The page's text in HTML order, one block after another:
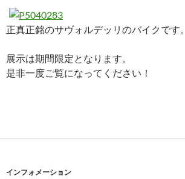
正真正銘のサヴォルデッリのバイクです。
展示は期間限定となります。
是非一度ご覧になってください！
インフォメーション